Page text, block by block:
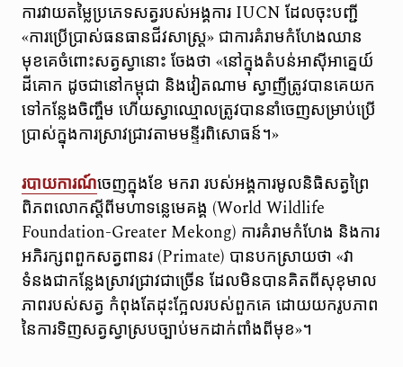
ការវាយតម្លៃប្រភេទសត្វរបស់អង្គការ IUCN ដែលចុះបញ្ជី
«ការប្រើប្រាស់ធនធានជីវសាស្រ្ត» ជាការគំរាមកំហែងឈាន
មុខគេចំពោះសត្វស្វានោះ ចែងថា «នៅក្នុងតំបន់អាស៊ីអាគ្នេយ៍
ដីគោក ដូចជានៅកម្ពុជា និងវៀតណាម ស្វាញីត្រូវបានគេយក
ទៅកន្លែងចិញ្ចឹម ហើយស្វាឈ្មោលត្រូវបាននាំចេញសម្រាប់ប្រើ
ប្រាស់ក្នុងការស្រាវជ្រាវតាមមន្ទីរពិសោធន៍។»
របាយការណ៍ចេញក្នុងខែ មករា របស់អង្គការមូលនិធិសត្វព្រៃ
ពិភពលោកស្តីពីមហាទន្លេមេគង្គ (World Wildlife
Foundation-Greater Mekong) ការគំរាមកំហែង និងការ
អភិរក្សពពួកសត្វពានរ (Primate) បានបកស្រាយថា «វា
ទំនងជាកន្លែងស្រាវជ្រាវជាច្រើន ដែលមិនបានគិតពីសុខុមាល
ភាពរបស់សត្វ កំពុងតែដុះក្អែលរបស់ពួកគេ ដោយយករូបភាព
នៃការទិញសត្វស្វាស្របច្បាប់មកដាក់ពាំងពីមុខ»។